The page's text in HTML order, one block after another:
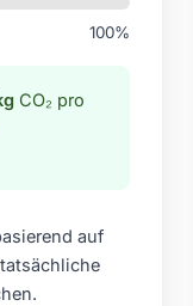
100%
CO₂ pro
auf